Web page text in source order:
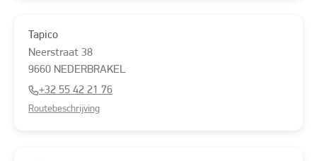
Tapico
Neerstraat 38
9660 NEDERBRAKEL
+32 55 42 21 76
Routebeschrijving